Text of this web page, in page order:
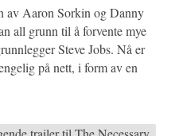
av Aaron Sorkin og Danny
all grunn til å forvente mye
Steve Jobs. Nå er
på nett, i form av en